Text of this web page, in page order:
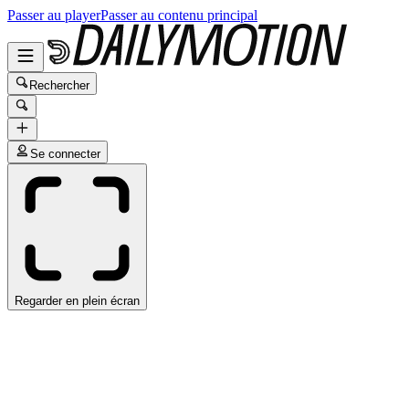
Passer au playerPasser au contenu principal
Rechercher
Se connecter
Regarder en plein écran